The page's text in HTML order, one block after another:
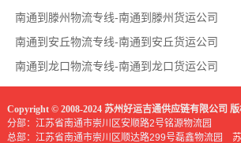
南通到滕州物流专线-南通到滕州货运公司
南通到安丘物流专线-南通到安丘货运公司
南通到龙口物流专线-南通到龙口货运公司
Copyright © 2008-2024 苏州好运吉通供应链有限公司
分部：江苏省南通市崇川区安顺路2号铭源物流园
总部：江苏省南通市崇川区顺达路299号磊鑫物流园